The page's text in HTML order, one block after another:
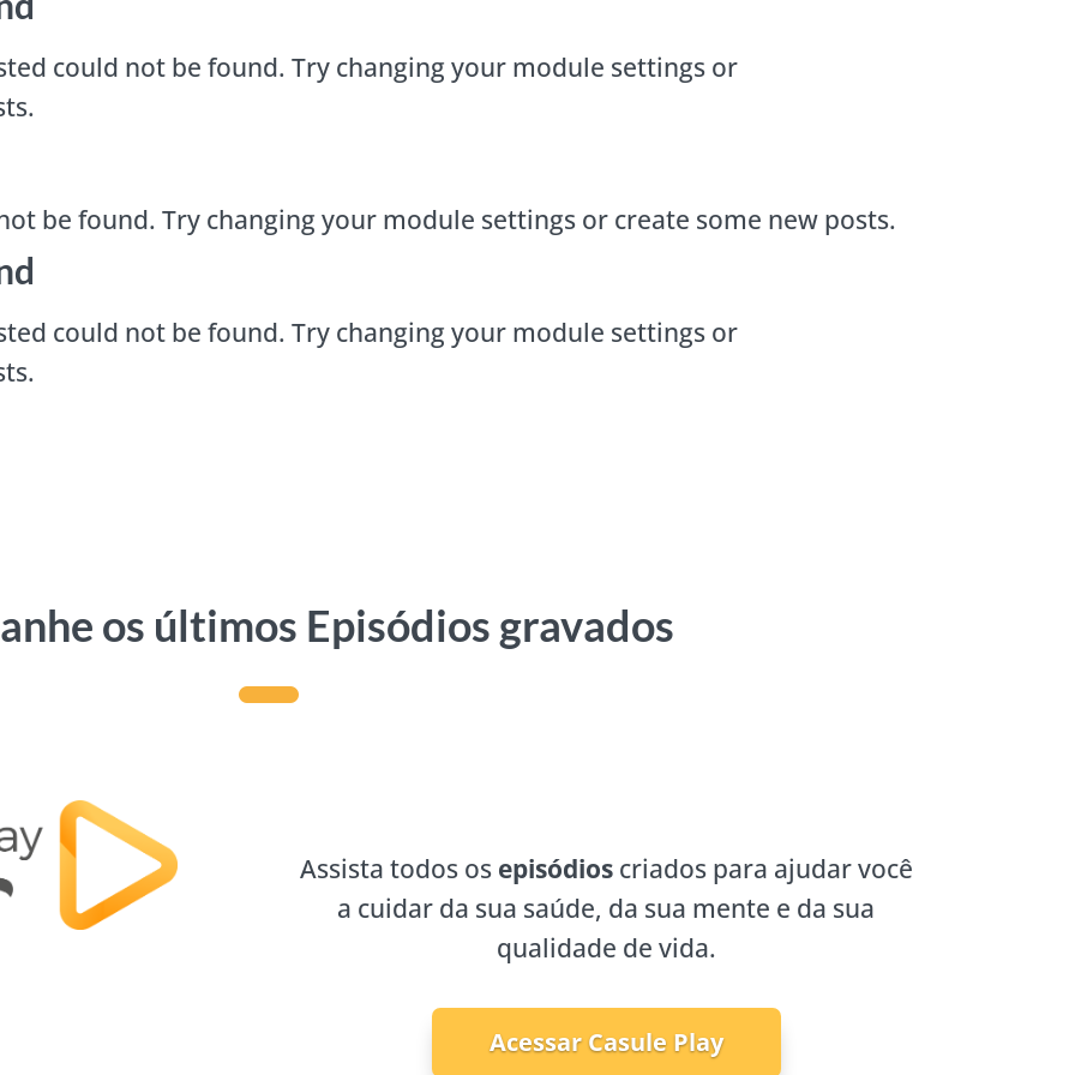
could not be found. Try changing your module settings or
be found. Try changing your module settings or create some new posts.
could not be found. Try changing your module settings or
os últimos Episódios gravados
Assista todos os episódioscriados para ajudar você
a cuidar da sua saúde, da sua mente e da sua
qualidade de vida.
Acessar Casule Play